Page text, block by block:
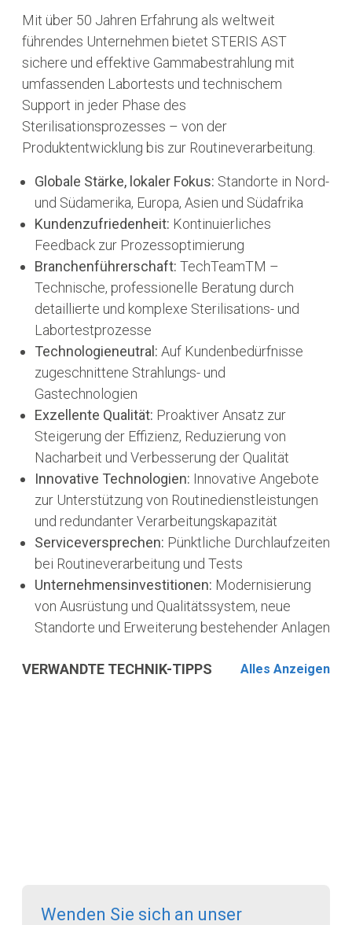
Wenden Sie sich an unser
Mit über 50 Jahren Erfahrung als weltweit
führendes Unternehmen bietet STERIS AST
sichere und effektive Gammabestrahlung mit
umfassenden Labortests und technischem
Support in jeder Phase des
Sterilisationsprozesses – von der
Produktentwicklung bis zur Routineverarbeitung.
Globale Stärke, lokaler Fokus: Standorte in Nord-
und Südamerika, Europa, Asien und Südafrika
Kundenzufriedenheit: Kontinuierliches
Feedback zur Prozessoptimierung
Branchenführerschaft: TechTeamTM –
Technische, professionelle Beratung durch
detaillierte und komplexe Sterilisations- und
Labortestprozesse
Technologieneutral: Auf Kundenbedürfnisse
zugeschnittene Strahlungs- und
Gastechnologien
Exzellente Qualität: Proaktiver Ansatz zur
Steigerung der Effizienz, Reduzierung von
Nacharbeit und Verbesserung der Qualität
Innovative Technologien: Innovative Angebote
zur Unterstützung von Routinedienstleistungen
und redundanter Verarbeitungskapazität
Serviceversprechen: Pünktliche Durchlaufzeiten
bei Routineverarbeitung und Tests
Unternehmensinvestitionen: Modernisierung
von Ausrüstung und Qualitätssystem, neue
Standorte und Erweiterung bestehender Anlagen
VERWANDTE TECHNIK-TIPPS Alles Anzeigen